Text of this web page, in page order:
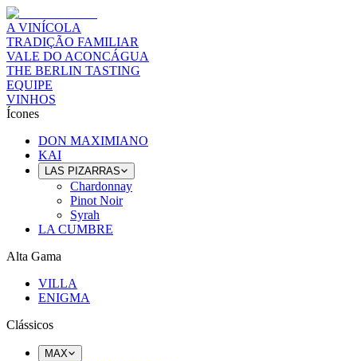
A VINÍCOLA
TRADIÇÃO FAMILIAR
VALE DO ACONCÁGUA
THE BERLIN TASTING
EQUIPE
VINHOS
Ícones
DON MAXIMIANO
KAI
LAS PIZARRAS
Chardonnay
Pinot Noir
Syrah
LA CUMBRE
Alta Gama
VILLA
ENIGMA
Clássicos
MAX